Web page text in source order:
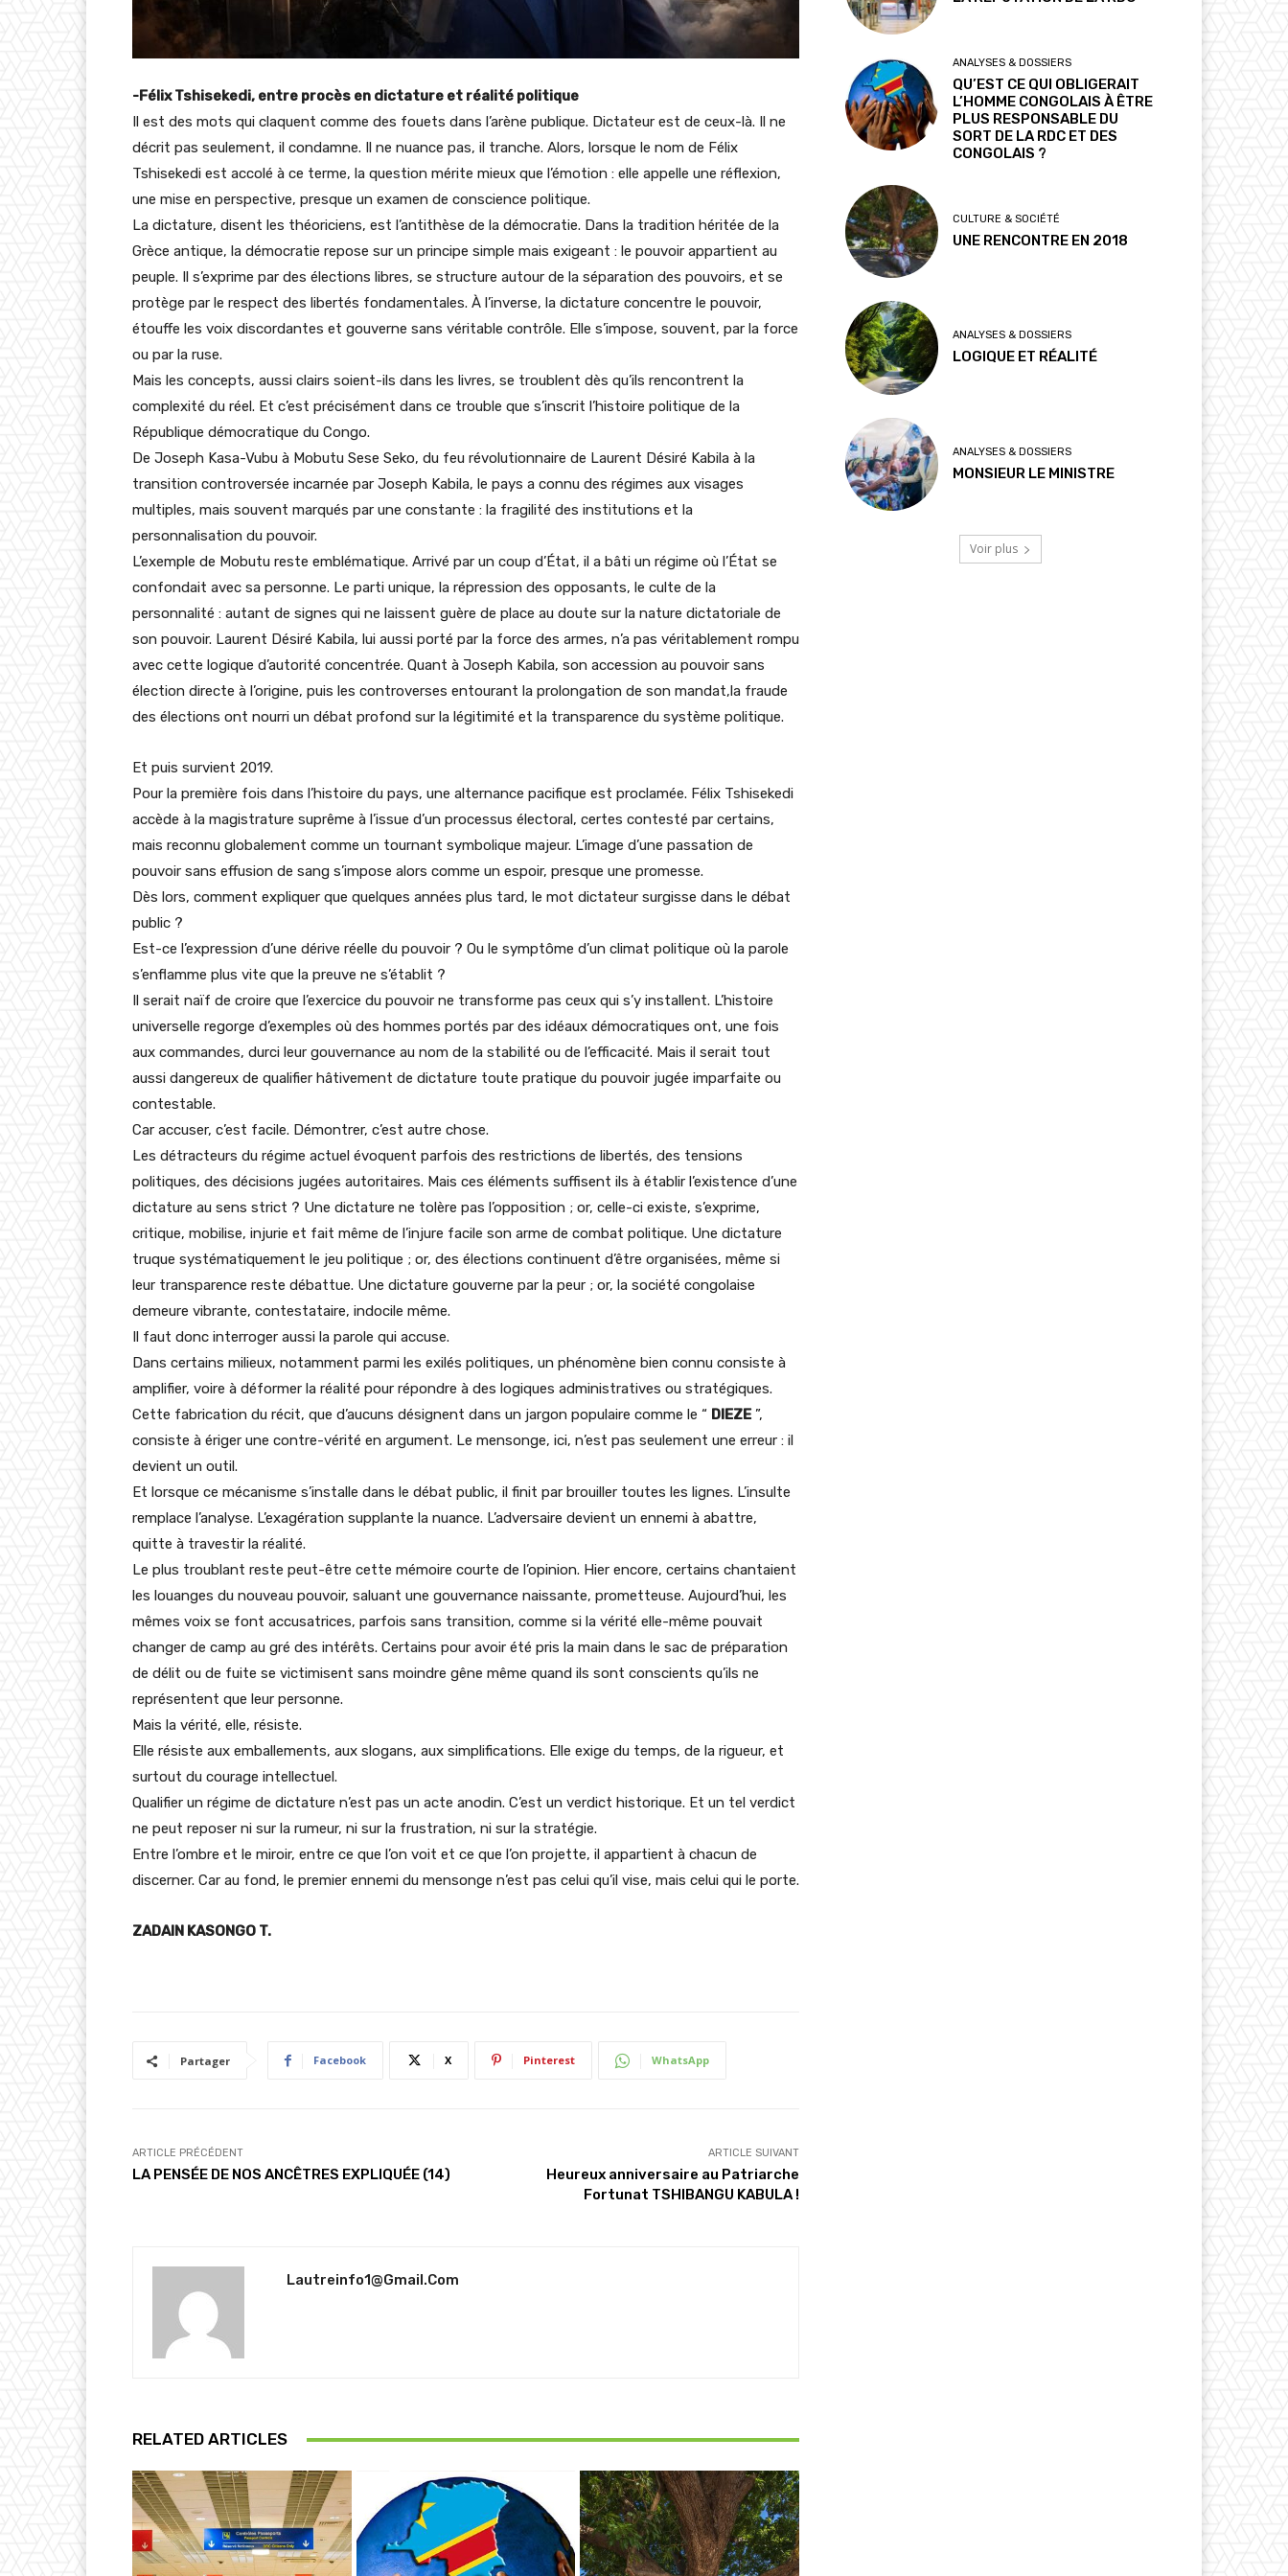
-Félix Tshisekedi, entre procès en dictature et réalité politique
Il est des mots qui claquent comme des fouets dans l’arène publique. Dictateur est de ceux-là. Il ne
décrit pas seulement, il condamne. Il ne nuance pas, il tranche. Alors, lorsque le nom de Félix
Tshisekedi est accolé à ce terme, la question mérite mieux que l’émotion : elle appelle une réflexion,
une mise en perspective, presque un examen de conscience politique.
La dictature, disent les théoriciens, est l’antithèse de la démocratie. Dans la tradition héritée de la
Grèce antique, la démocratie repose sur un principe simple mais exigeant : le pouvoir appartient au
peuple. Il s’exprime par des élections libres, se structure autour de la séparation des pouvoirs, et se
protège par le respect des libertés fondamentales. À l’inverse, la dictature concentre le pouvoir,
étouffe les voix discordantes et gouverne sans véritable contrôle. Elle s’impose, souvent, par la force
ou par la ruse.
Mais les concepts, aussi clairs soient-ils dans les livres, se troublent dès qu’ils rencontrent la
complexité du réel. Et c’est précisément dans ce trouble que s’inscrit l’histoire politique de la
République démocratique du Congo.
De Joseph Kasa-Vubu à Mobutu Sese Seko, du feu révolutionnaire de Laurent Désiré Kabila à la
transition controversée incarnée par Joseph Kabila, le pays a connu des régimes aux visages
multiples, mais souvent marqués par une constante : la fragilité des institutions et la
personnalisation du pouvoir.
L’exemple de Mobutu reste emblématique. Arrivé par un coup d’État, il a bâti un régime où l’État se
confondait avec sa personne. Le parti unique, la répression des opposants, le culte de la
personnalité : autant de signes qui ne laissent guère de place au doute sur la nature dictatoriale de
son pouvoir. Laurent Désiré Kabila, lui aussi porté par la force des armes, n’a pas véritablement rompu
avec cette logique d’autorité concentrée. Quant à Joseph Kabila, son accession au pouvoir sans
élection directe à l’origine, puis les controverses entourant la prolongation de son mandat,la fraude
des élections ont nourri un débat profond sur la légitimité et la transparence du système politique.
Et puis survient 2019.
Pour la première fois dans l’histoire du pays, une alternance pacifique est proclamée. Félix Tshisekedi
accède à la magistrature suprême à l’issue d’un processus électoral, certes contesté par certains,
mais reconnu globalement comme un tournant symbolique majeur. L’image d’une passation de
pouvoir sans effusion de sang s’impose alors comme un espoir, presque une promesse.
Dès lors, comment expliquer que quelques années plus tard, le mot dictateur surgisse dans le débat
public ?
Est-ce l’expression d’une dérive réelle du pouvoir ? Ou le symptôme d’un climat politique où la parole
s’enflamme plus vite que la preuve ne s’établit ?
Il serait naïf de croire que l’exercice du pouvoir ne transforme pas ceux qui s’y installent. L’histoire
universelle regorge d’exemples où des hommes portés par des idéaux démocratiques ont, une fois
aux commandes, durci leur gouvernance au nom de la stabilité ou de l’efficacité. Mais il serait tout
aussi dangereux de qualifier hâtivement de dictature toute pratique du pouvoir jugée imparfaite ou
contestable.
Car accuser, c’est facile. Démontrer, c’est autre chose.
Les détracteurs du régime actuel évoquent parfois des restrictions de libertés, des tensions
politiques, des décisions jugées autoritaires. Mais ces éléments suffisent ils à établir l’existence d’une
dictature au sens strict ? Une dictature ne tolère pas l’opposition ; or, celle-ci existe, s’exprime,
critique, mobilise, injurie et fait même de l’injure facile son arme de combat politique. Une dictature
truque systématiquement le jeu politique ; or, des élections continuent d’être organisées, même si
leur transparence reste débattue. Une dictature gouverne par la peur ; or, la société congolaise
demeure vibrante, contestataire, indocile même.
Il faut donc interroger aussi la parole qui accuse.
Dans certains milieux, notamment parmi les exilés politiques, un phénomène bien connu consiste à
amplifier, voire à déformer la réalité pour répondre à des logiques administratives ou stratégiques.
Cette fabrication du récit, que d’aucuns désignent dans un jargon populaire comme le “ DIEZE”,
consiste à ériger une contre-vérité en argument. Le mensonge, ici, n’est pas seulement une erreur : il
devient un outil.
Et lorsque ce mécanisme s’installe dans le débat public, il finit par brouiller toutes les lignes. L’insulte
remplace l’analyse. L’exagération supplante la nuance. L’adversaire devient un ennemi à abattre,
quitte à travestir la réalité.
Le plus troublant reste peut-être cette mémoire courte de l’opinion. Hier encore, certains chantaient
les louanges du nouveau pouvoir, saluant une gouvernance naissante, prometteuse. Aujourd’hui, les
mêmes voix se font accusatrices, parfois sans transition, comme si la vérité elle-même pouvait
changer de camp au gré des intérêts. Certains pour avoir été pris la main dans le sac de préparation
de délit ou de fuite se victimisent sans moindre gêne même quand ils sont conscients qu’ils ne
représentent que leur personne.
Mais la vérité, elle, résiste.
Elle résiste aux emballements, aux slogans, aux simplifications. Elle exige du temps, de la rigueur, et
surtout du courage intellectuel.
Qualifier un régime de dictature n’est pas un acte anodin. C’est un verdict historique. Et un tel verdict
ne peut reposer ni sur la rumeur, ni sur la frustration, ni sur la stratégie.
Entre l’ombre et le miroir, entre ce que l’on voit et ce que l’on projette, il appartient à chacun de
discerner. Car au fond, le premier ennemi du mensonge n’est pas celui qu’il vise, mais celui qui le porte.
ZADAIN KASONGO T.
Partager Facebook X Pinterest WhatsApp
ARTICLE PRÉCÉDENT
LA PENSÉE DE NOS ANCÊTRES EXPLIQUÉE (14)
ARTICLE SUIVANT
Heureux anniversaire au Patriarche
Fortunat TSHIBANGU KABULA !
Lautreinfo1@gmail.com
RELATED ARTICLES
ANALYSES & DOSSIERS
QU’EST CE QUI OBLIGERAIT
L’HOMME CONGOLAIS À ÊTRE
PLUS RESPONSABLE DU
SORT DE LA RDC ET DES
CONGOLAIS ?
CULTURE & SOCIÉTÉ
UNE RENCONTRE EN 2018
ANALYSES & DOSSIERS
LOGIQUE ET RÉALITÉ
ANALYSES & DOSSIERS
MONSIEUR LE MINISTRE
Voir plus